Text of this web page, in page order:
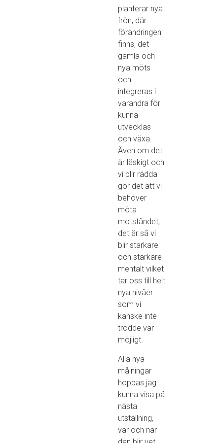
planterar nya
frön, där
förändringen
finns, det
gamla och
nya möts
och
integreras i
varandra för
kunna
utvecklas
och växa.
Även om det
är läskigt och
vi blir rädda
gör det att vi
behöver
möta
motståndet,
det är så vi
blir starkare
och starkare
mentalt vilket
tar oss till helt
nya nivåer
som vi
kanske inte
trodde var
möjligt.
Alla nya
målningar
hoppas jag
kunna visa på
nästa
utställning,
var och när